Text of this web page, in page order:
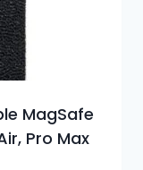
MagSafe
Pro Max